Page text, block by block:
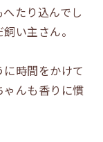
たり込んでし
い主さん。
に時間をかけて
ゃんも香りに慣